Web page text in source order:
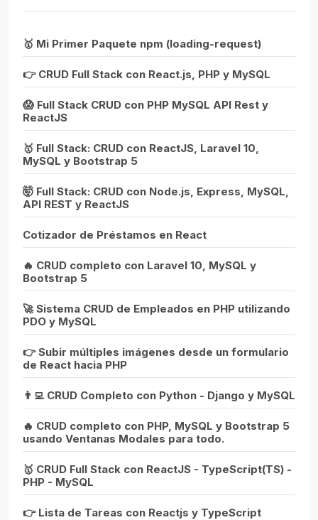
🥇 Mi Primer Paquete npm (loading-request)
👉 CRUD Full Stack con React.js, PHP y MySQL
😱 Full Stack CRUD con PHP MySQL API Rest y
ReactJS
🥇 Full Stack: CRUD con ReactJS, Laravel 10,
MySQL y Bootstrap 5
🤯 Full Stack: CRUD con Node.js, Express, MySQL,
API REST y ReactJS
Cotizador de Préstamos en React
🔥 CRUD completo con Laravel 10, MySQL y
Bootstrap 5
🚀 Sistema CRUD de Empleados en PHP utilizando
PDO y MySQL
👉 Subir múltiples imágenes desde un formulario
de React hacia PHP
👨‍💻 CRUD Completo con Python - Django y MySQL
🔥 CRUD completo con PHP, MySQL y Bootstrap 5
usando Ventanas Modales para todo.
🥇 CRUD Full Stack con ReactJS - TypeScript(TS) -
PHP - MySQL
👉 Lista de Tareas con Reactjs y TypeScript